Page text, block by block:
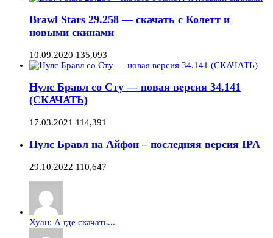
Brawl Stars 29.258 — скачать с Колетт и
новыми скинами
10.09.2020 135,093
Нулс Бравл со Сту — новая версия 34.141
(СКАЧАТЬ)
17.03.2021 114,391
Нулс Бравл на Айфон – последняя версия IPA
29.10.2022 110,647
Хуан: А где скачать...